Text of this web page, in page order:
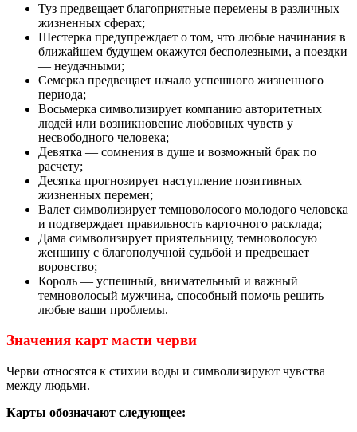
Туз предвещает благоприятные перемены в различных
жизненных сферах;
Шестерка предупреждает о том, что любые начинания в
ближайшем будущем окажутся бесполезными, а поездки
— неудачными;
Семерка предвещает начало успешного жизненного
периода;
Восьмерка символизирует компанию авторитетных
людей или возникновение любовных чувств у
несвободного человека;
Девятка — сомнения в душе и возможный брак по
расчету;
Десятка прогнозирует наступление позитивных
жизненных перемен;
Валет символизирует темноволосого молодого человека
и подтверждает правильность карточного расклада;
Дама символизирует приятельницу, темноволосую
женщину с благополучной судьбой и предвещает
воровство;
Король — успешный, внимательный и важный
темноволосый мужчина, способный помочь решить
любые ваши проблемы.
Значения карт масти черви
Черви относятся к стихии воды и символизируют чувства
между людьми.
Карты обозначают следующее: